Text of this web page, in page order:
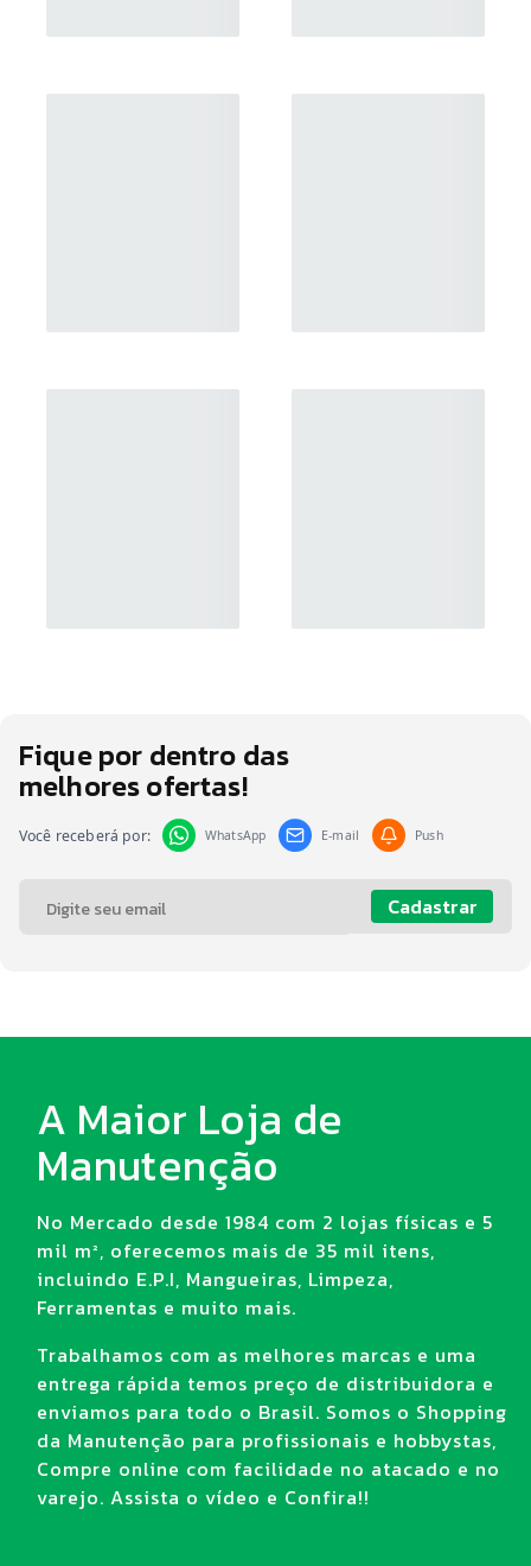
Fique por dentro das
melhores ofertas!
Você receberá por: WhatsApp E-mail Push
Cadastrar
A Maior Loja de
Manutenção
No Mercado desde 1984 com 2 lojas físicas e 5
mil m², oferecemos mais de 35 mil itens,
incluindo E.P.I, Mangueiras, Limpeza,
Ferramentas e muito mais.
Trabalhamos com as melhores marcas e uma
entrega rápida temos preço de distribuidora e
enviamos para todo o Brasil. Somos o Shopping
da Manutenção para profissionais e hobbystas,
Compre online com facilidade no atacado e no
varejo. Assista o vídeo e Confira!!